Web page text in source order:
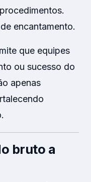
encantamento.
que equipes
ou sucesso do
apenas
bruto a